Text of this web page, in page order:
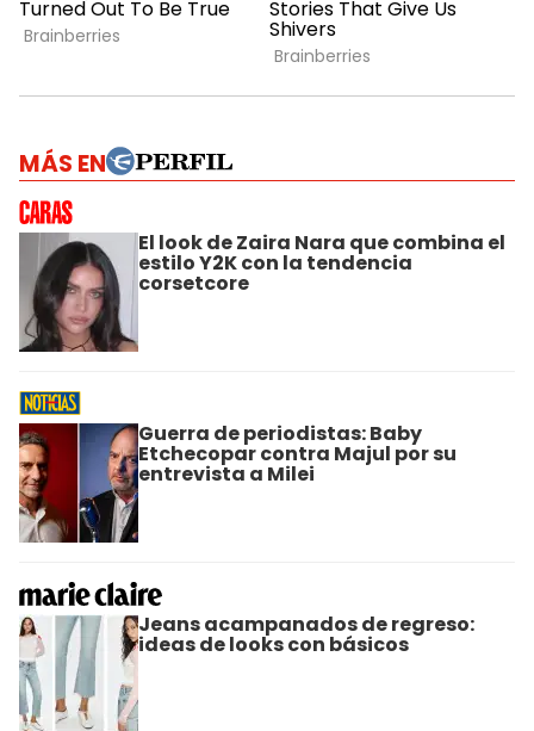
MÁS EN
El look de Zaira Nara que combina el
estilo Y2K con la tendencia
corsetcore
Guerra de periodistas: Baby
Etchecopar contra Majul por su
entrevista a Milei
Jeans acampanados de regreso:
ideas de looks con básicos